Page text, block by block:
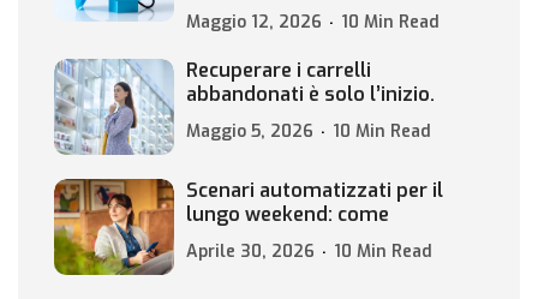
Maggio 12, 2026 10 Min Read
Recuperare i carrelli
abbandonati è solo l’inizio.
Maggio 5, 2026 10 Min Read
Scenari automatizzati per il
lungo weekend: come
Aprile 30, 2026 10 Min Read